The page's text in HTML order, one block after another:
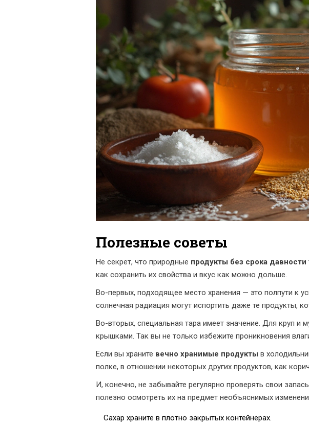
Полезные советы
Не секрет, что природные продукты без срока давности
как сохранить их свойства и вкус как можно дольше.
Во-первых, подходящее место хранения — это полпути к
солнечная радиация могут испортить даже те продукты,
Во-вторых, специальная тара имеет значение. Для круп и
крышками. Так вы не только избежите проникновения
Если вы храните вечно хранимые продукты в
полке, в отношении некоторых других продуктов, как
И, конечно, не забывайте регулярно проверять свои
полезно осмотреть их на предмет необъяснимых
Сахар храните в плотно закрытых контейнерах.